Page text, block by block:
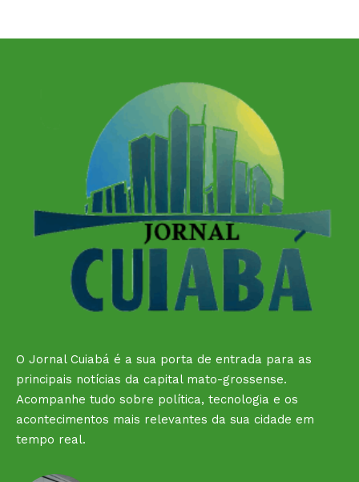
O Jornal Cuiabá é a sua porta de entrada para as
principais notícias da capital mato-grossense.
Acompanhe tudo sobre política, tecnologia e os
acontecimentos mais relevantes da sua cidade em
tempo real.